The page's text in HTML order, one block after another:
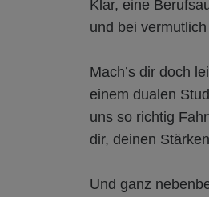
Klar, eine
und bei
Mach’s dir doch
einem dualen
uns so richtig
dir, deinen
Und ganz